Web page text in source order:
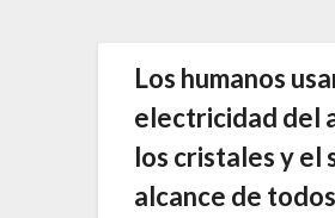
Los humanos
electricidad del
los cristales y el
alcance de